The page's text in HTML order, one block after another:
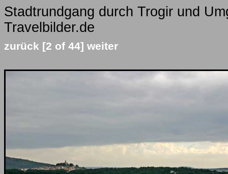
Stadtrundgang durch Trogir und
Travelbilder.de
zurück [2 of 44] weiter